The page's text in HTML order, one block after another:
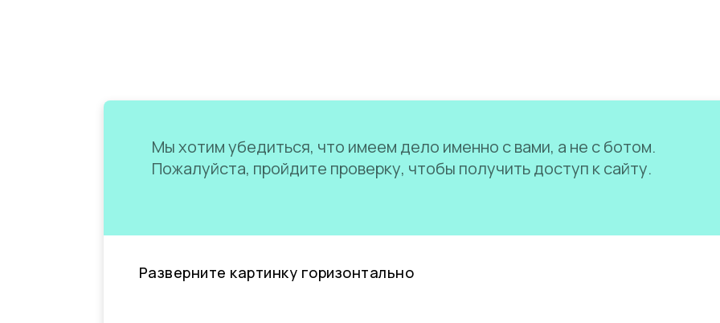
Мы хотим убедиться, что имеем дело именно с вами, а не с ботом.
Пожалуйста, пройдите проверку, чтобы получить доступ к сайту.
Разверните картинку горизонтально